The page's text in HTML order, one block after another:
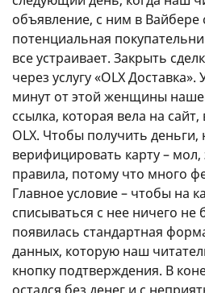
объявление, с ним в Вайбере
потенциальная
все устраивает. Закрыть
через услугу «OLX
минут от этой женщины
ссылка, которая вела на
OLX. Чтобы получить
верифицировать карту – мол,
правила, потому что много
Главное условие – чтобы на
списываться с нее ничего не
появилась стандартная
данных, которую наш
кнопку подтверждения. В